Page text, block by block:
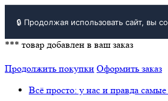
🔒 Продолжая использовать сайт, вы
*** товар добавлен в ваш заказ
Продолжить покупки Оформить заказ
Всё просто: у нас и правда